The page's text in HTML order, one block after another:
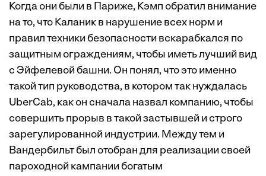
Когда они были в Париже, Кэмп обратил внимание
на то, что Каланик в нарушение всех норм и
правил техники безопасности вскарабкался по
защитным ограждениям, чтобы иметь лучший вид
с Эйфелевой башни. Он понял, что это именно
такой тип руководства, в котором так нуждалась
UberCab, как он сначала назвал компанию, чтобы
совершить прорыв в такой застывшей и строго
зарегулированной индустрии. Между тем и
Вандербильт был отобран для реализации своей
пароходной кампании богатым